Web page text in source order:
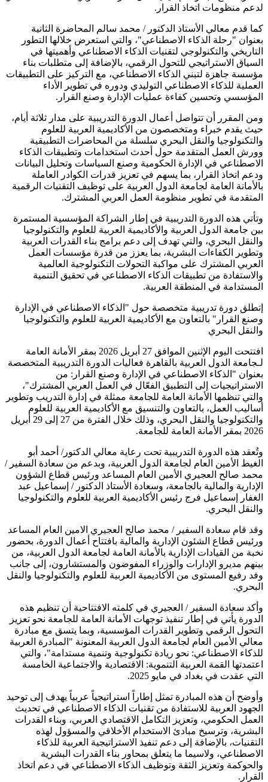
لدعم منظومات اتخاذ القرار.
كما قدم معالي الأستاذ الدكتور / محمد سالم المحاضرة الثانية
بعنوان "رحلة الذكاء الاصطناعي"، والتي استعرض خلالها التطور
التاريخي والتكنولوجي لتقنيات الذكاء الاصطناعي وأهميتها في
السياق الاستراتيجي للتحول الرقمي، بالإضافة إلى متطلبات بناء
مؤسسة جاهزة لتبني الذكاء الاصطناعي، مع التركيز على التطبيقات
العملية للذكاء الاصطناعي التوليدي ودوره في تطوير الأداء
المؤسسي وتحسين كفاءة عمليات الإدارة وصنع القرار.
ومن المقرر أن تتواصل أعمال الدورة التدريبية على مدار ثلاثة أيام،
حيث يقدم خبراء ومتخصصون من الأكاديمية العربية للعلوم
والتكنولوجيا والنقل البحري سلسلة من المحاضرات التطبيقية
وورش العمل المتقدمة حول أحدث استخدامات وتطبيقات الذكاء
الاصطناعي في الإدارة الحكومية وصنع السياسات وتحليل البيانات
ودعم اتخاذ القرار، بما يسهم في تعزيز قدرات الكوادر العاملة
بالأمانة العامة لجامعة الدول العربية على توظيف التقنيات الرقمية
المتقدمة في تطوير منظومة العمل العربي المشترك.
وتأتي هذه الدورة التدريبية في إطار الشراكة المؤسسية المستمرة
بين جامعة الدول العربية والأكاديمية العربية للعلوم والتكنولوجيا
والنقل البحري، والتي تهدف إلى دعم برامج بناء القدرات العربية
وتطوير الكفاءات البشرية، بما يعزز من قدرة مؤسسات العمل
العربي المشترك على مواكبة التحولات التكنولوجية العالمية
والاستفادة من تطبيقات الذكاء الاصطناعي في تحقيق التنمية
المستدامة في المنطقة العربية.
إتطلق دورة تدريبية متخصصة حول "الذكاء الاصطناعي في الإدارة
وصنع القرار" بالتعاون مع الأكاديمية العربية للعلوم والتكنولوجيا
والنقل البحري
افتتحت اليوم الإثنين الموافق 27 أبريل 2026 بمقر الأمانة العامة
لـجامعة الدول العربية بالقاهرة فعاليات الدورة التدريبية المتخصصة
بعنوان "الذكاء الاصطناعي في الإدارة وصنع القرار: من
الاستراتيجيات إلى التطبيق الفعّال في العمل العربي المشترك"،
والتي تنظمها الأمانة العامة للجامعة ممثلة في إدارة التدريب وتطوير
أساليب العمل، بالتعاون والتنسيق مع الأكاديمية العربية للعلوم
والتكنولوجيا والنقل البحري، وذلك خلال الفترة من 27 إلى 29 أبريل
2026 بمقر الأمانة العامة للجامعة.
وتُعقد هذه الدورة التدريبية تحت رعاية معالي الدكتور/ أحمد أبو
الغيط الأمين العام لجامعة الدول العربية، وبدعم من سعادة السفير /
محمد صالح العجيري الأمين العام المساعد ورئيس قطاع الشؤون
الإدارية والمالية بالجامعة، وسعادة الأستاذ الدكتور / إسماعيل عبد
الغفار إسماعيل فرج رئيس الأكاديمية العربية للعلوم والتكنولوجيا
والنقل البحري.
وقد قام سعادة السفير / محمد صالح العجيري الامين العام المساعد
ورئيس قطاع الشئون الإدارية والمالية بافتتاح أعمال الدورة، بحضور
نخبة من القيادات الإدارية بالأمانة العامة لجامعة الدول العربية، من
بينهم مديرو الإدارات والوزراء المفوضون والمستشارون، إلى جانب
وفد رفيع المستوى من الأكاديمية العربية للعلوم والتكنولوجيا والنقل
البحري.
وأكد سعادة السفير / العجيري في كلمته الافتتاحية أن تنظيم هذه
الدورة يأتي في إطار تنفيذ توجهات الأمانة العامة للجامعة نحو تعزيز
التحول الرقمي وتطوير القدرات المؤسسية، وبما يتسق مع مبادرة
معالي الأمين العام لجامعة الدول العربية المعنونة "المبادرة العربية
للذكاء الاصطناعي: نحو ريادة تكنولوجية وتنمية مستدامة"، والتي
اعتمدتها القمة العربية التنموية: الاقتصادية والاجتماعية الخامسة
التي عقدت في بغداد في مايو 2025.
وأوضح أن هذه المبادرة تمثل إطاراً استراتيجياً عربياً يهدف إلى توحيد
الجهود العربية للاستفادة من تقنيات الذكاء الاصطناعي في تحديث
العمل الحكومي، وتعزيز التكامل الاقتصادي العربي، وبناء القدرات
البشرية، وترسيخ مبادئ الاستخدام الأخلاقي والمسؤول لهذه
التقنيات، بالإضافة إلى دعم تنفيذ الاستراتيجية العربية للذكاء
الاصطناعي، ولاسيما ما يتعلق بمحاور بناء القدرات البشرية
والحوكمة وتعزيز الثقة وتوظيف الذكاء الاصطناعي في دعم اتخاذ
القرار.